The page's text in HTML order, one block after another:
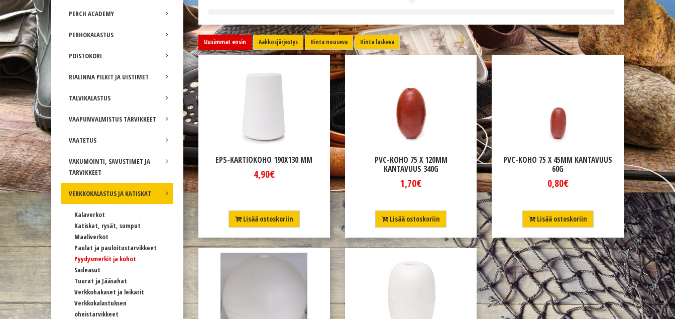
PERCH ACADEMY
PERHOKALASTUS
POISTOKORI
RIALINNA PILKIT JA UISTIMET
TALVIKALASTUS
VAAPUNVALMISTUS TARVIKKEET
VAATETUS
VAKUMOINTI, SAVUSTIMET JA
TARVIKKEET
VERKKOKALASTUS JA KATISKAT
Kalaverkot
Katiskat, rysät, sumput
Maaliverkot
Paulat ja pauloitustarvikkeet
Pyydysmerkit ja kohot
Sadeasut
Tuurat ja Jääsahat
Verkkohakaset ja leikarit
Verkkokalastuksen
oheistarvikkeet
Uusimmat ensin Aakkosjärjestys Hinta nouseva Hinta laskeva
EPS-KARTIOKOHO 190X130 MM
4,90€
Lisää ostoskoriin
PVC-KOHO 75 X 120MM
KANTAVUUS 340G
1,70€
Lisää ostoskoriin
PVC-KOHO 75 X 45MM KANTAVUUS
60G
0,80€
Lisää ostoskoriin